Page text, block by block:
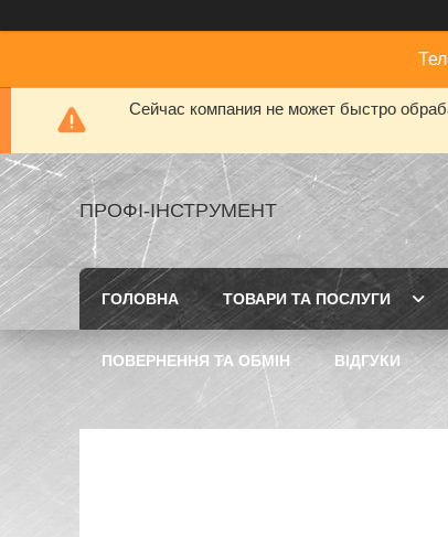
Сейчас компания не может быстро
ПРОФІ-ІНСТРУМЕНТ
ГОЛОВНА ТОВАРИ ТА ПОСЛУГИ
ПОВЕРНЕННЯ ТА ОБМІН ВІДГУКИ